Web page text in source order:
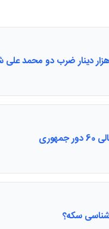
دینار ضرب دو محمد علی شاه
سکه؟